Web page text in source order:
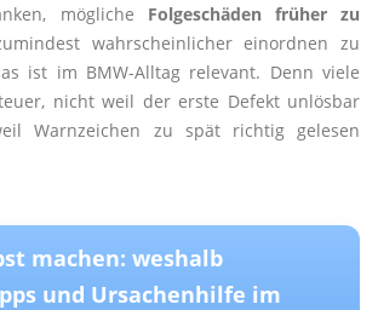
mögliche Folgeschäden früher zu
wahrscheinlicher einordnen zu
ist im BMW-Alltag relevant. Denn viele
nicht weil der erste Defekt unlösbar
Warnzeichen zu spät richtig gelesen
machen: weshalb
und Ursachenhilfe im